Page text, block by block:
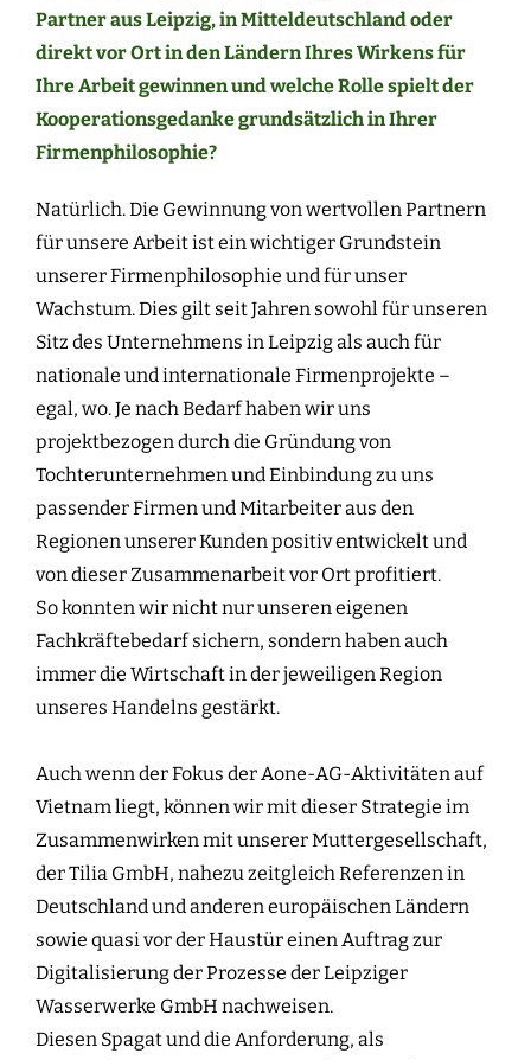
Partner aus Leipzig, in Mitteldeutschland oder
direkt vor Ort in den Ländern Ihres Wirkens für
Ihre Arbeit gewinnen und welche Rolle spielt der
Kooperationsgedanke grundsätzlich in Ihrer
Firmenphilosophie?
Natürlich. Die Gewinnung von wertvollen Partnern
für unsere Arbeit ist ein wichtiger Grundstein
unserer Firmenphilosophie und für unser
Wachstum. Dies gilt seit Jahren sowohl für unseren
Sitz des Unternehmens in Leipzig als auch für
nationale und internationale Firmenprojekte –
egal, wo. Je nach Bedarf haben wir uns
projektbezogen durch die Gründung von
Tochterunternehmen und Einbindung zu uns
passender Firmen und Mitarbeiter aus den
Regionen unserer Kunden positiv entwickelt und
von dieser Zusammenarbeit vor Ort profitiert.
So konnten wir nicht nur unseren eigenen
Fachkräftebedarf sichern, sondern haben auch
immer die Wirtschaft in der jeweiligen Region
unseres Handelns gestärkt.
Auch wenn der Fokus der Aone-AG-Aktivitäten auf
Vietnam liegt, können wir mit dieser Strategie im
Zusammenwirken mit unserer Muttergesellschaft,
der Tilia GmbH, nahezu zeitgleich Referenzen in
Deutschland und anderen europäischen Ländern
sowie quasi vor der Haustür einen Auftrag zur
Digitalisierung der Prozesse der Leipziger
Wasserwerke GmbH nachweisen.
Diesen Spagat und die Anforderung, als